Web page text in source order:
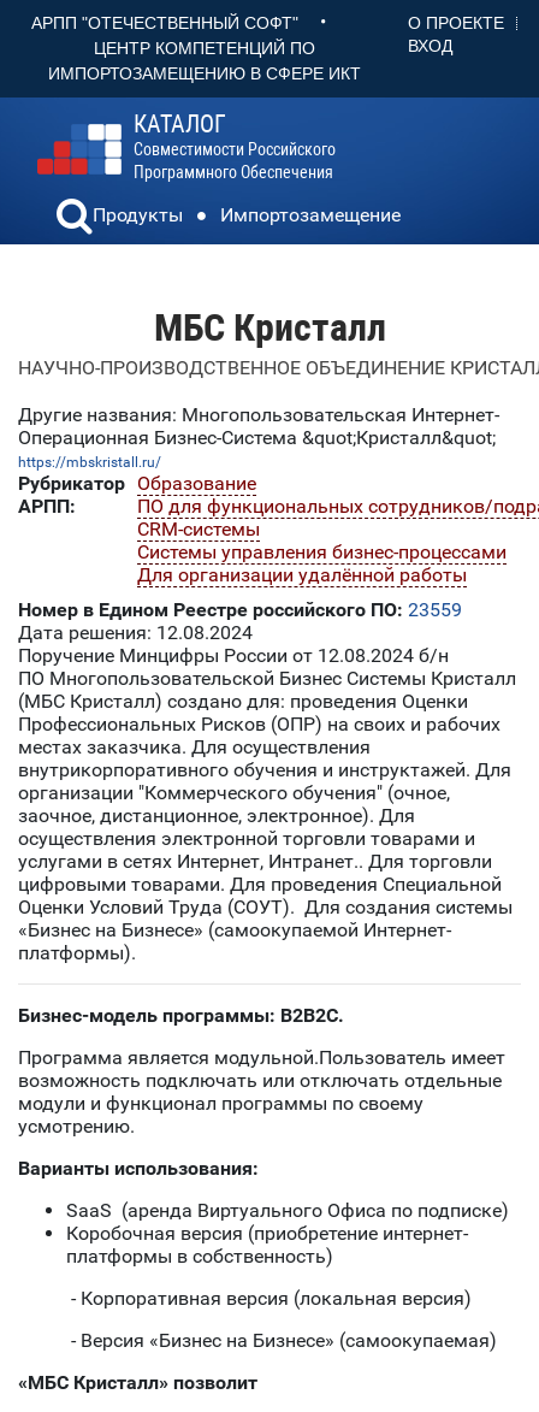
АРПП "ОТЕЧЕСТВЕННЫЙ СОФТ" •
ЦЕНТР КОМПЕТЕНЦИЙ ПО
ИМПОРТОЗАМЕЩЕНИЮ В СФЕРЕ ИКТ
О ПРОЕКТЕ
ВХОД
КАТАЛОГ
Совместимости Российского
Программного Обеспечения
Продукты Импортозамещение
МБС Кристалл
НАУЧНО-ПРОИЗВОДСТВЕННОЕ ОБЪЕДИНЕНИЕ
Другие названия: Многопользовательская Интернет-
Операционная Бизнес-Система &quot;Кристалл&quot;
https://mbskristall.ru/
Рубрикатор
АРПП:
Образование
ПО для функциональных сотрудников/
CRM-системы
Системы управления бизнес-процессами
Для организации удалённой работы
Номер в Едином Реестре российского ПО: 23559
Дата решения: 12.08.2024
Поручение Минцифры России от 12.08.2024 б/н
ПО Многопользовательской Бизнес Системы Кристалл
(МБС Кристалл) создано для: проведения Оценки
Профессиональных Рисков (ОПР) на своих и рабочих
местах заказчика. Для осуществления
внутрикорпоративного обучения и инструктажей. Для
организации "Коммерческого обучения" (очное,
заочное, дистанционное, электронное). Для
осуществления электронной торговли товарами и
услугами в сетях Интернет, Интранет.. Для торговли
цифровыми товарами. Для проведения Специальной
Оценки Условий Труда (СОУТ). Для создания системы
«Бизнес на Бизнесе» (самоокупаемой Интернет-
платформы).
Бизнес-модель программы: B2B2C.
Программа является модульной.Пользователь имеет
возможность подключать или отключать отдельные
модули и функционал программы по своему
усмотрению.
Варианты использования:
SaaS (аренда Виртуального Офиса по подписке)
Коробочная версия (приобретение интернет-
платформы в собственность)
- Корпоративная версия (локальная версия)
- Версия «Бизнес на Бизнесе» (самоокупаемая)
«МБС Кристалл» позволит